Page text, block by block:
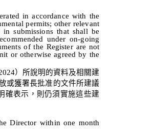
in accordance with the
permits; other relevant
in submissions that shall be
under on-going
of the Register are not
or otherwise agreed by the
） 所說明的資料及相關建
或獲署長批准的文件所建議
確表示，則仍須實施這些建
Director within one month